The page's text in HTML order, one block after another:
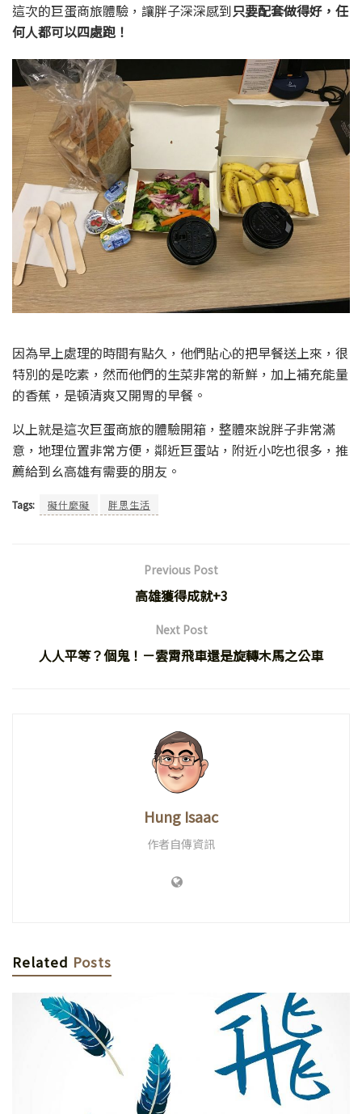
這次的巨蛋商旅體驗，讓胖子深深感到只要配套做得好，任
何人都可以四處跑！
因為早上處理的時間有點久，他們貼心的把早餐送上來，很
特別的是吃素，然而他們的生菜非常的新鮮，加上補充能量
的香蕉，是頓清爽又開胃的早餐。
以上就是這次巨蛋商旅的體驗開箱，整體來說胖子非常滿
意，地理位置非常方便，鄰近巨蛋站，附近小吃也很多，推
薦給到ㄠ高雄有需要的朋友。
Tags: 礙什麼礙 胖思生活
Previous Post
高雄獲得成就+3
Next Post
人人平等？個鬼！－雲霄飛車還是旋轉木馬之公車
Hung Isaac
作者自傳資訊
Related Posts